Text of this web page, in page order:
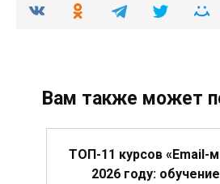
Вам также может
ТОП-11 курсов «Email-
2026 году: